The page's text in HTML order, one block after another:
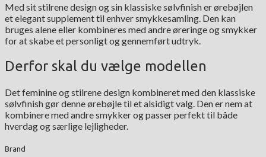
Med sit stilrene design og sin klassiske sølvfinish er ørebøjlen
et elegant supplement til enhver smykkesamling. Den kan
bruges alene eller kombineres med andre øreringe og smykker
for at skabe et personligt og gennemført udtryk.
Derfor skal du vælge modellen
Det feminine og stilrene design kombineret med den klassiske
sølvfinish gør denne ørebøjle til et alsidigt valg. Den er nem at
kombinere med andre smykker og passer perfekt til både
hverdag og særlige lejligheder.
Brand